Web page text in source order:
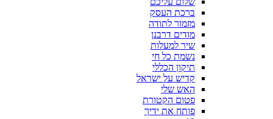
ברכת העסק
מזמור לתודה
מודים דרבנן
שיר למעלות
נשמת כל חי
תיקון הכללי
קדיש על ישראל
האש שלי
פטום הקטורת
פותח את ידיך